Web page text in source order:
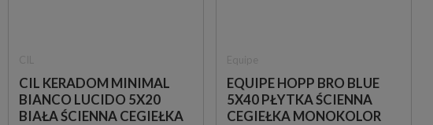
CIL KERADOM MINIMAL
BIANCO LUCIDO 5X20
BIAŁA ŚCIENNA CEGIEŁKA
EQUIPE HOPP BRO BLUE
5X40 PŁYTKA ŚCIENNA
CEGIEŁKA MONOKOLOR